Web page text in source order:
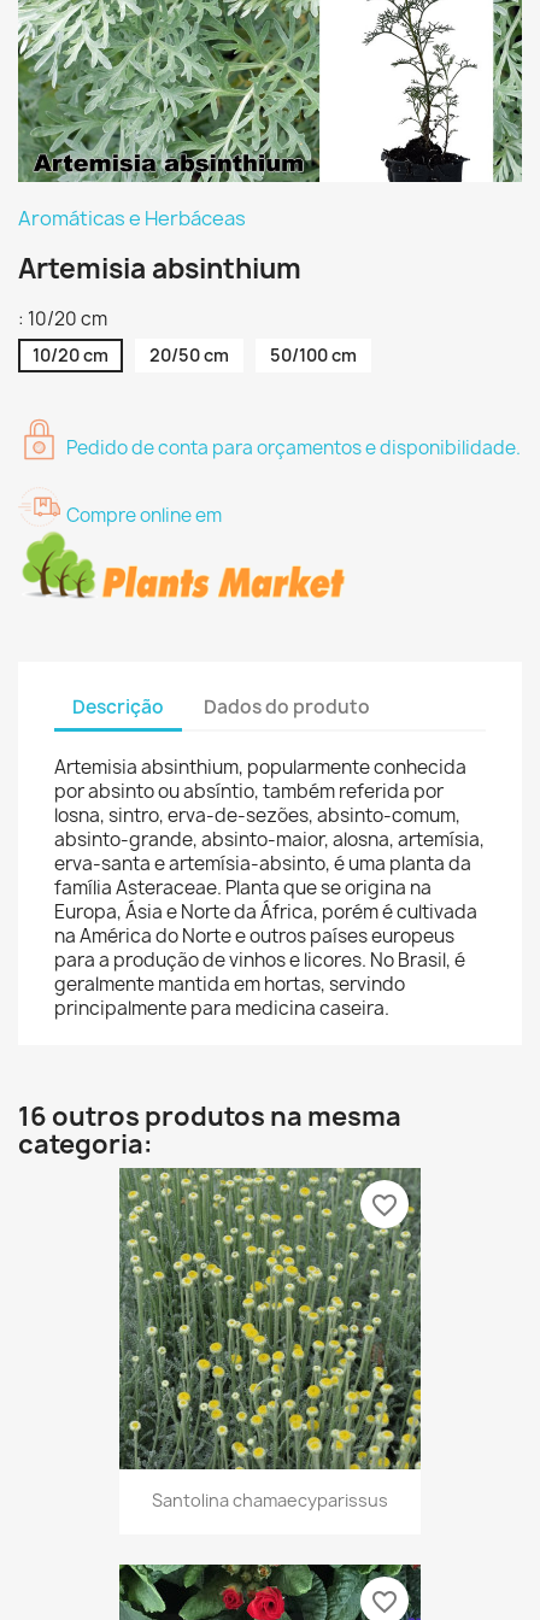
Aromáticas e Herbáceas
Artemisia absinthium
: 10/20 cm
10/20 cm 20/50 cm 50/100 cm
Pedido de conta para orçamentos e disponibilidade.
Compre online em
Descrição Dados do produto
Artemisia absinthium, popularmente conhecida
por absinto ou absíntio, também referida por
losna, sintro, erva-de-sezões, absinto-comum,
absinto-grande, absinto-maior, alosna, artemísia,
erva-santa e artemísia-absinto, é uma planta da
família Asteraceae. Planta que se origina na
Europa, Ásia e Norte da África, porém é cultivada
na América do Norte e outros países europeus
para a produção de vinhos e licores. No Brasil, é
geralmente mantida em hortas, servindo
principalmente para medicina caseira.
16 outros produtos na mesma
categoria:
Santolina chamaecyparissus
favorite_border
favorite_border